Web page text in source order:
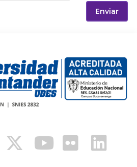
Enviar